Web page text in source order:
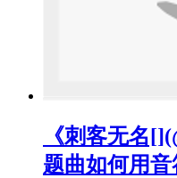
《刺客无名
题曲如何用